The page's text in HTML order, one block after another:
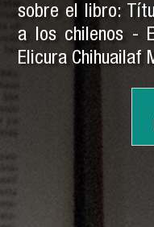
sobre el libro:
a los chilenos -
Elicura Chihuailaf